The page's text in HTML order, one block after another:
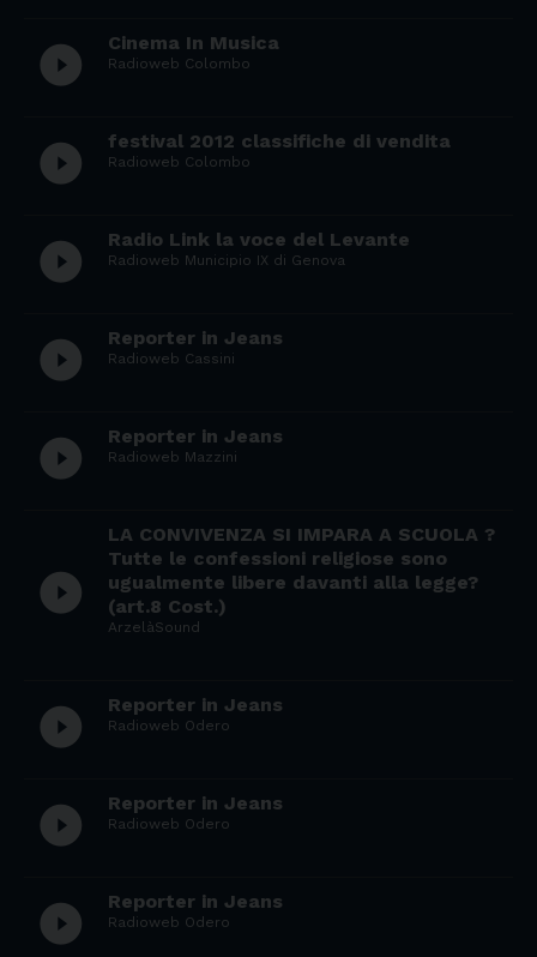
play_circle_filled Cinema In Musica
Radioweb Colombo
play_circle_filled festival 2012 classifiche di vendita
Radioweb Colombo
play_circle_filled Radio Link la voce del Levante
Radioweb Municipio IX di Genova
play_circle_filled Reporter in Jeans
Radioweb Cassini
play_circle_filled Reporter in Jeans
Radioweb Mazzini
play_circle_filled
LA CONVIVENZA SI IMPARA A SCUOLA ?
Tutte le confessioni religiose sono
ugualmente libere davanti alla legge?
(art.8 Cost.)
ArzelàSound
play_circle_filled Reporter in Jeans
Radioweb Odero
play_circle_filled Reporter in Jeans
Radioweb Odero
play_circle_filled Reporter in Jeans
Radioweb Odero